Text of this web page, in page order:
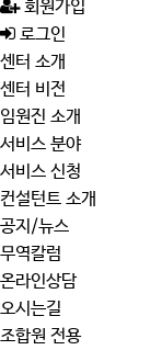
회원가입
로그인
센터 소개
센터 비전
임원진 소개
서비스 분야
서비스 신청
컨설턴트 소개
공지/뉴스
무역칼럼
온라인상담
오시는길
조합원 전용